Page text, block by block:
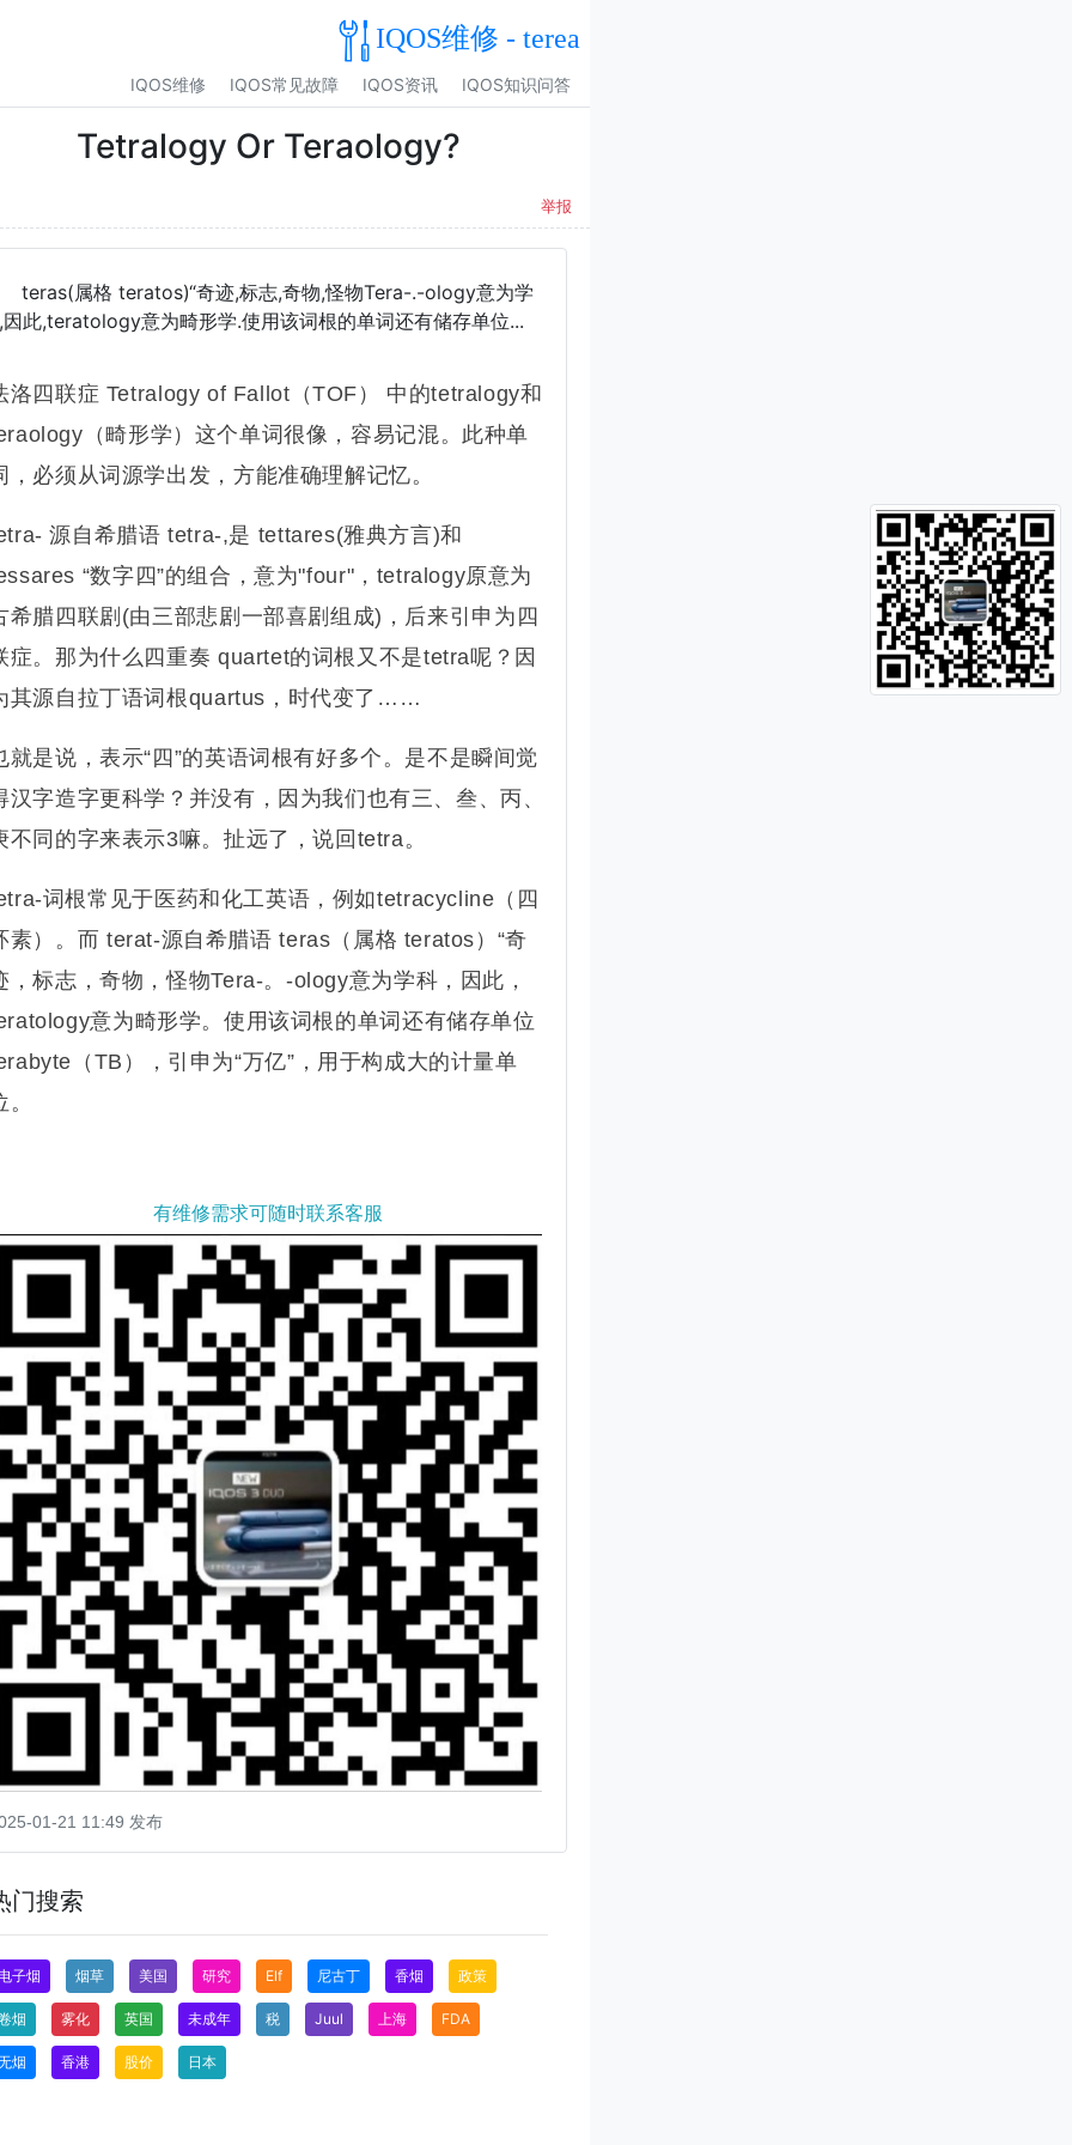
IQOS维修 - terea
IQOS维修 IQOS常见故障 IQOS资讯 IQOS知识问答
Tetralogy Or Teraology?
举报
teras(属格 teratos)“奇迹,标志,奇物,怪物Tera-.-ology意为学
因此,teratology意为畸形学.使用该词根的单词还有储存单位...
洛四联症 Tetralogy of Fallot（TOF） 中的tetralogy和
（畸形学）这个单词很像，容易记混。 此种单
，必须从词源学出发，方能准确理解记忆。
源自希腊语 tetra-,是 tettares(雅典方言)和
“数字四”的组合，意为"four"，tetralogy原意为
希腊四联剧(由三部悲剧一部喜剧组成)，后来引申为四
症。 那为什么四重奏 quartet的词根又不是tetra呢？ 因
其源自拉丁语词根quartus，时代变了……
就是说，表示“四”的英语词根有好多个。是不是瞬间觉
汉字造字更科学？ 并没有，因为我们也有三、叁、丙、
不同的字来表示3嘛。 扯远了，说回tetra。
词根常见于医药和化工英语，例如tetracycline（四
素） 。 而 terat-源自希腊语teras （属格 teratos ）“奇
，标志，奇物，怪物Tera-。-ology意为学科，因此，
意为畸形学。使用该词根的单词还有储存单位
（ TB ），引申为“万亿” ，用于构成大的计量单
。
有维修需求可随时联系客服
01-21 11:49 发布
门搜索
子烟 烟草 美国 研究 Elf 尼古丁 香烟 政策
烟 雾化 英国 未成年 税 Juul 上海 FDA
烟 香港 股价 日本